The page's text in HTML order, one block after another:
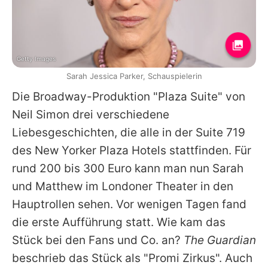
Die Broadway-Produktion "Plaza Suite" von
Neil Simon drei verschiedene
Liebesgeschichten, die alle in der Suite 719
des New Yorker Plaza Hotels stattfinden. Für
rund 200 bis 300 Euro kann man nun Sarah
und Matthew im Londoner Theater in den
Hauptrollen sehen. Vor wenigen Tagen fand
die erste Aufführung statt. Wie kam das
Stück bei den Fans und Co. an? The Guardian
beschrieb das Stück als "Promi Zirkus". Auch
Getty Images
Sarah Jessica Parker, Schauspielerin